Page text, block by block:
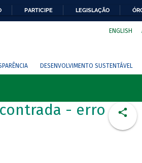
PARTICIPE LEGISLAÇÃO
ENGLISH
DESENVOLVIMENTO SUSTENTÁVEL
- erro